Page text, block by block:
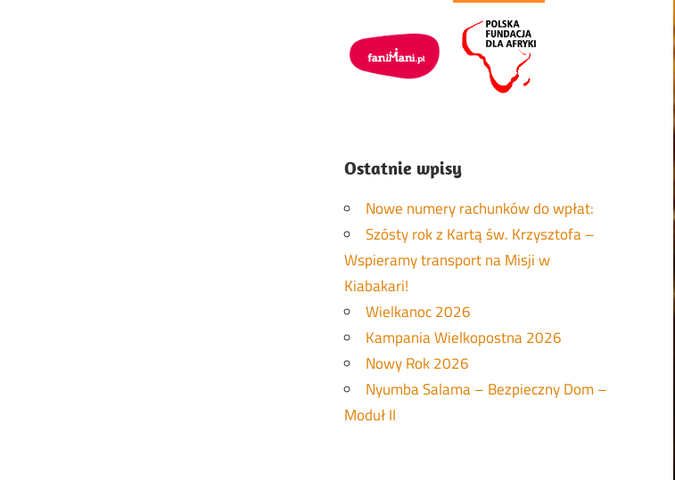
Ostatnie wpisy
Nowe numery rachunków do wpłat:
Szósty rok z Kartą św. Krzysztofa –
Wspieramy transport na Misji w
Kiabakari!
Wielkanoc 2026
Kampania Wielkopostna 2026
Nowy Rok 2026
Nyumba Salama – Bezpieczny Dom –
Moduł II